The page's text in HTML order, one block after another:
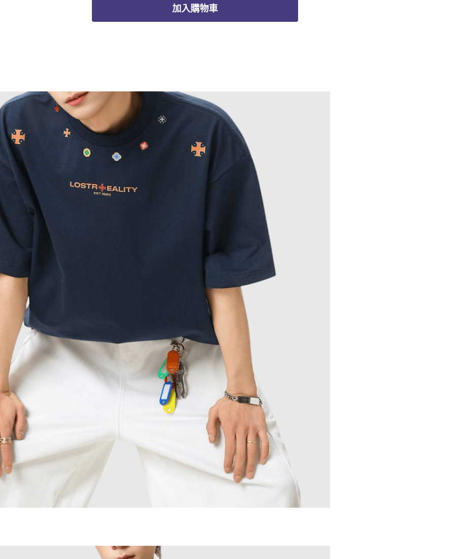
加入購物車